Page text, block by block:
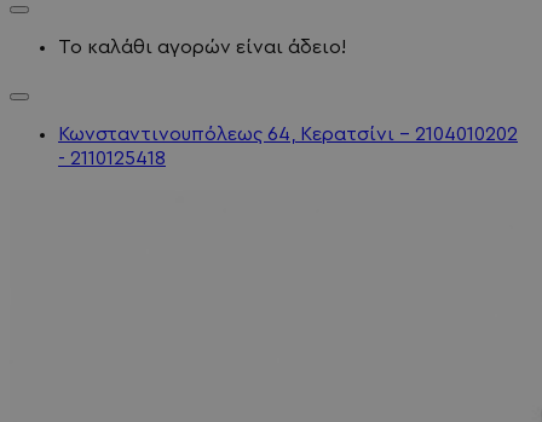
Το καλάθι αγορών είναι άδειο!
Κωνσταντινουπόλεως 64, Κερατσίνι - 2104010202
- 2110125418